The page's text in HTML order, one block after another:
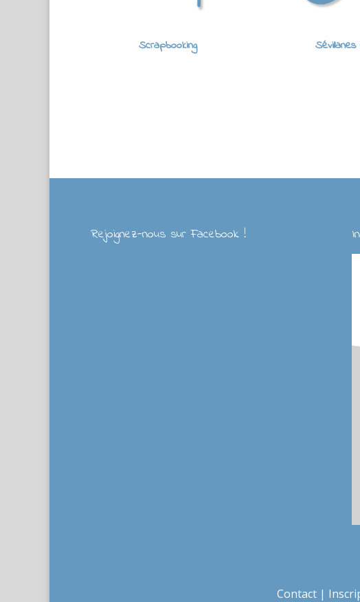
Scrapbooking
Rejoignez-nous sur Facebook !
Contact|